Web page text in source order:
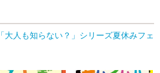
大人も知らない？」シリーズ夏休みフェ